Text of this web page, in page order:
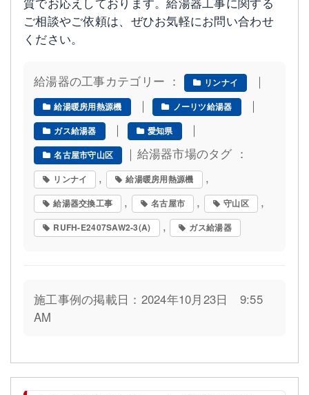
ご相談やご依頼は、ぜひお気軽にお問い合わせ
ください。
給湯器の工事カテゴリー ： リンナイ ｜
給湯暖房用熱源機 ｜ ノーリツ給湯器 ｜
ガス給湯器 ｜ 愛知県 ｜
名古屋市守山区 ｜給湯器市場のタグ ：
リンナイ , 給湯暖房用熱源機 ,
給湯器交換工事 , 名古屋市 , 守山区 ,
RUFH-E2407SAW2-3(A) , ガス給湯器
施工事例の掲載日：2024年10月23日 9:55
AM